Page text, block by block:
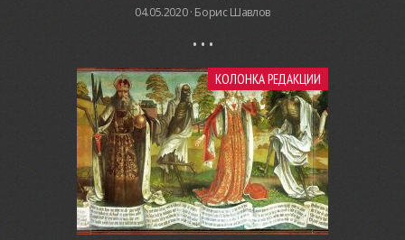
04.05.2020 · Борис Шавлов
КОЛОНКА РЕДАКЦИИ